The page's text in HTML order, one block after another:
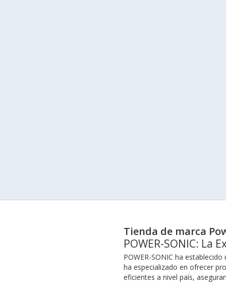
Tienda de marca
POWER-SONIC: La
POWER-SONIC ha
ha especializado en ofrecer
eficientes a nivel país,